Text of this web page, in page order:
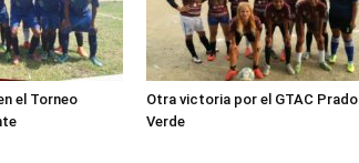
el Torneo
Otra victoria por el GTAC Prado
Verde